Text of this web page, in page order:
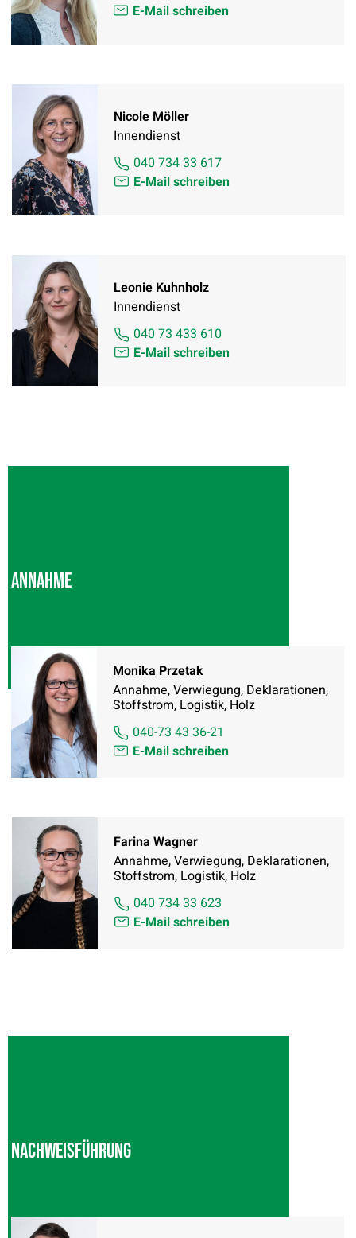
E-Mail schreiben
Nicole Möller
Innendienst
040 734 33 617
E-Mail schreiben
Leonie Kuhnholz
Innendienst
040 73 433 610
E-Mail schreiben
Annahme
Monika Przetak
Annahme, Verwiegung, Deklarationen,
Stoffstrom, Logistik, Holz
040-73 43 36-21
E-Mail schreiben
Farina Wagner
Annahme, Verwiegung, Deklarationen,
Stoffstrom, Logistik, Holz
040 734 33 623
E-Mail schreiben
Nachweisführung